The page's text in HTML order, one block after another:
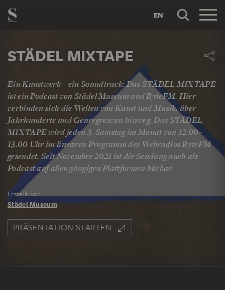
EN
STÄDEL MIXTAPE
Ein Kunstwerk – ein Soundtrack: Das STÄDEL MIXTAPE
ist ein Podcast von Städel Museum und ByteFM. Hier
verbinden sich die Welten von Kunst und Musik, über
Jahrhunderte und Genregrenzen hinweg. Das STÄDEL
MIXTAPE wird jeden 3. Samstag im Monat von 12.00–
13.00 Uhr im linearen Programm des Webradios ByteFM
gesendet. Seit November 2021 ist die Sendung auch als
Podcast auf allen gängigen Plattformen hörbar.
Erstellt von
Städel Museum
PRÄSENTATION STARTEN